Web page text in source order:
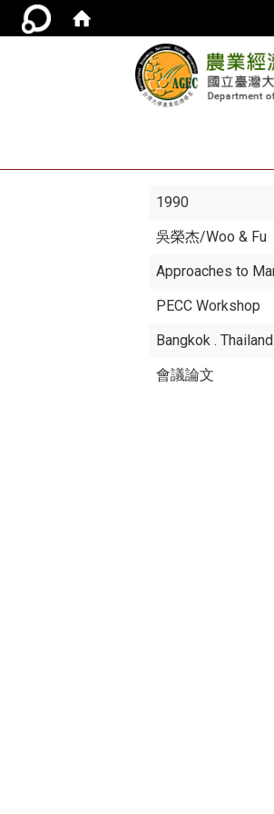
1990
吳榮杰/Woo & Fu
Approaches to
PECC Workshop
Bangkok . Thailand
會議論文